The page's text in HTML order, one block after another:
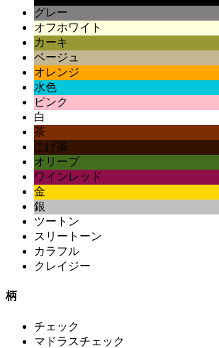
グレー
オフホワイト
カーキ
ベージュ
オレンジ
水色
ピンク
白
茶
こげ茶
オリーブ
ワインレッド
金
銀
ツートン
スリートーン
カラフル
クレイジー
柄
チェック
マドラスチェック